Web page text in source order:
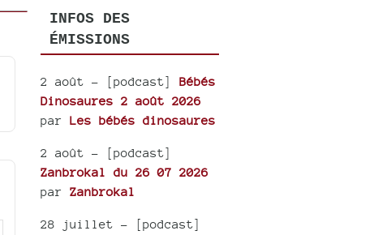
INFOS DES
ÉMISSIONS
2 août- [podcast]Bébés
Dinosaures 2 août 2026
parLes bébés dinosaures
2 août- [podcast]
Zanbrokal du 26 07 2026
parZanbrokal
28 juillet- [podcast]